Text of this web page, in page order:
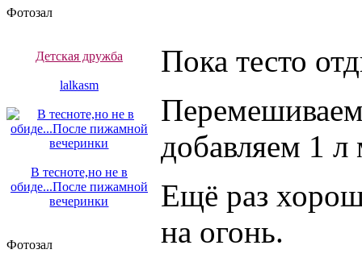
Фотозал
Детская дружба
lalkasm
В тесноте,но не в
обиде...После пижамной
вечеринки
Фотозал
Пока тесто
Перемешиваем
добавляем 1 л
Ещё раз
на огонь.